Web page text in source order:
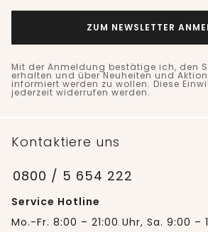
ZUM NEWSLETTER
Mit der Anmeldung bestätige ich, den
erhalten und über Neuheiten und
informiert werden zu wollen. Diese
jederzeit widerrufen werden.
Kontaktiere uns
0800 / 5 654 222
Service Hotline
Mo.-Fr. 8:00 – 21:00 Uhr, Sa. 9:00 –